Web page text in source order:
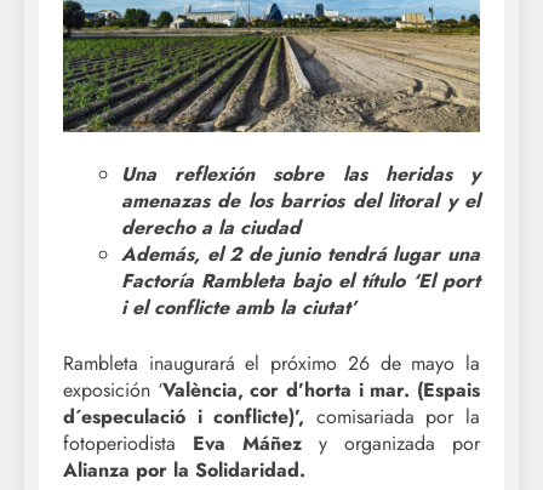
Una reflexión sobre las heridas y
amenazas de los barrios del litoral y el
derecho a la ciudad
Además, el 2 de junio tendrá lugar una
Factoría Rambleta bajo el título ‘El port
i el conflicte amb la ciutat’
Rambleta inaugurará el próximo 26 de mayo la
exposición ‘València, cor d’horta i mar. (Espais
d´especulació i conflicte)’, comisariada por la
fotoperiodista Eva Máñez y organizada por
Alianza por la Solidaridad.